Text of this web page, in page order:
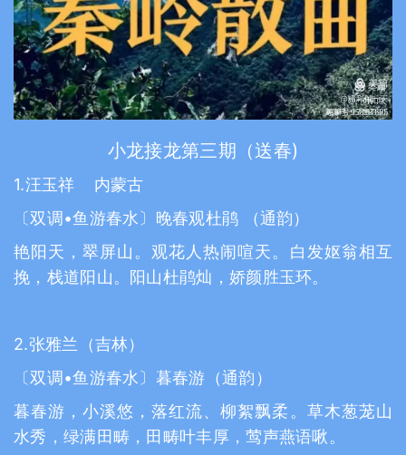
小龙接龙第三期（送春)
1.汪玉祥 内蒙古
〔双调•鱼游春水〕晚春观杜鹃 （通韵）
艳阳天，翠屏山。观花人热闹喧天。白发妪翁相互
挽，栈道阳山。阳山杜鹃灿，娇颜胜玉环。
2.张雅兰（吉林）
〔双调•鱼游春水〕暮春游（通韵）
暮春游，小溪悠，落红流、柳絮飘柔。草木葱茏山
水秀，绿满田畴，田畴叶丰厚，莺声燕语啾。